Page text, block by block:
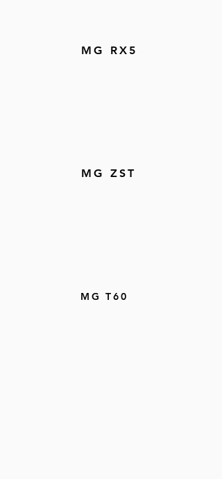
MG RX5
MG ZST
MG T60